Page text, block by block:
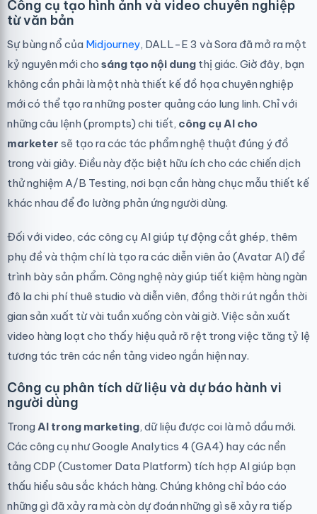
Công cụ tạo hình ảnh và video chuyên nghiệp
từ văn bản
Sự bùng nổ của Midjourney, DALL-E 3 và Sora đã mở ra một
kỷ nguyên mới cho sáng tạo nội dung thị giác. Giờ đây, bạn
không cần phải là một nhà thiết kế đồ họa chuyên nghiệp
mới có thể tạo ra những poster quảng cáo lung linh. Chỉ với
những câu lệnh (prompts) chi tiết, công cụ AI cho
marketer sẽ tạo ra các tác phẩm nghệ thuật đúng ý đồ
trong vài giây. Điều này đặc biệt hữu ích cho các chiến dịch
thử nghiệm A/B Testing, nơi bạn cần hàng chục mẫu thiết kế
khác nhau để đo lường phản ứng người dùng.
Đối với video, các công cụ AI giúp tự động cắt ghép, thêm
phụ đề và thậm chí là tạo ra các diễn viên ảo (Avatar AI) để
trình bày sản phẩm. Công nghệ này giúp tiết kiệm hàng ngàn
đô la chi phí thuê studio và diễn viên, đồng thời rút ngắn thời
gian sản xuất từ vài tuần xuống còn vài giờ. Việc sản xuất
video hàng loạt cho thấy hiệu quả rõ rệt trong việc tăng tỷ lệ
tương tác trên các nền tảng video ngắn hiện nay.
Công cụ phân tích dữ liệu và dự báo hành vi
người dùng
Trong AI trong marketing, dữ liệu được coi là mỏ dầu mới.
Các công cụ như Google Analytics 4 (GA4) hay các nền
tảng CDP (Customer Data Platform) tích hợp AI giúp bạn
thấu hiểu sâu sắc khách hàng. Chúng không chỉ báo cáo
những gì đã xảy ra mà còn dự đoán những gì sẽ xảy ra tiếp